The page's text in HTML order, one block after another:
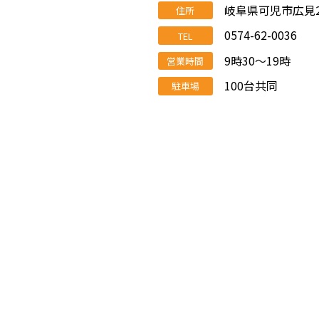
住所 岐阜県可児市広
TEL 0574-62-0036
営業時間 9時30～19時
駐車場 100台共同